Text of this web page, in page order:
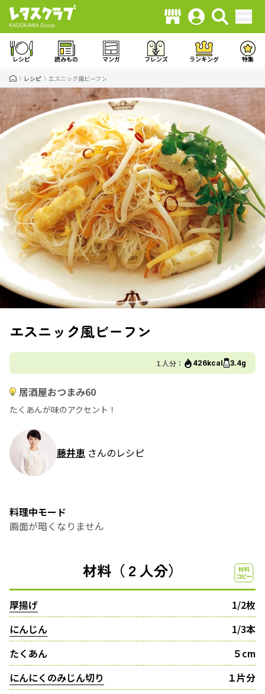
レシピ 読みもの マンガ フレンズ ランキング 特集
レシピ エスニック風ビーフン
エスニック風ビーフン
１人分： 426kcal 3.4g
居酒屋おつまみ60
たくあんが味のアクセント！
藤井恵 さんのレシピ
料理中モード
画面が暗くなりません
材料（２人分）
厚揚げ
1/2枚
にんじん
1/3本
たくあん
５cm
にんにくのみじん切り
１片分